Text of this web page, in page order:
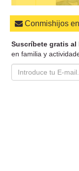
Conmishijos
Suscríbete gratis al
en familia y